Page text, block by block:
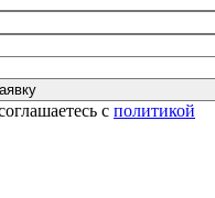
с политикой